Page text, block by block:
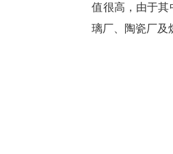
值很高，由于其
璃厂、陶瓷厂及